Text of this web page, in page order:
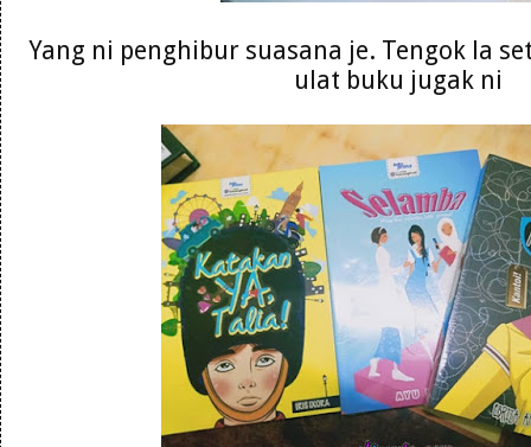
Yang ni penghibur suasana je. Tengok la
ulat buku jugak ni